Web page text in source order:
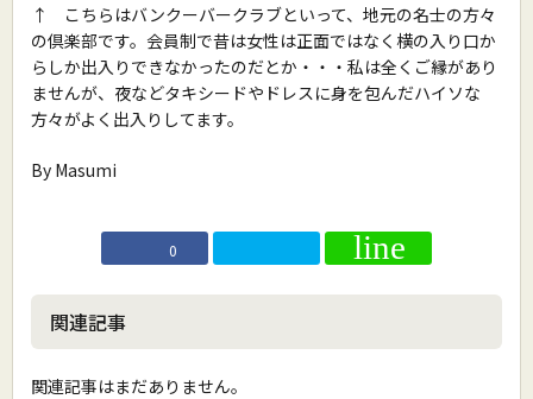
↑ こちらはバンクーバークラブといって、地元の名士の方々
の倶楽部です。会員制で昔は女性は正面ではなく横の入り口か
らしか出入りできなかったのだとか・・・私は全くご縁があり
ませんが、夜などタキシードやドレスに身を包んだハイソな
方々がよく出入りしてます。
By Masumi
0
関連記事
関連記事はまだありません。